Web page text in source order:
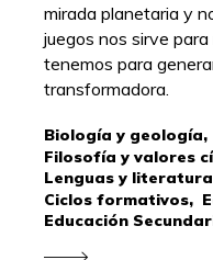
mirada planetaria y
juegos nos sirve
tenemos para
transformadora.
Biología y geología,
Filosofía y valores
Lenguas y
Ciclos formativos,
Educación